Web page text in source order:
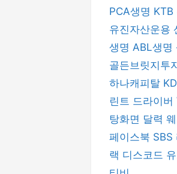
PCA생명 KTB
유진자산운용
생명 ABL생명
골든브릿지투
하나캐피탈
린트 드라이버
탕화면 달력
페이스북 SBS
랙 디스코드